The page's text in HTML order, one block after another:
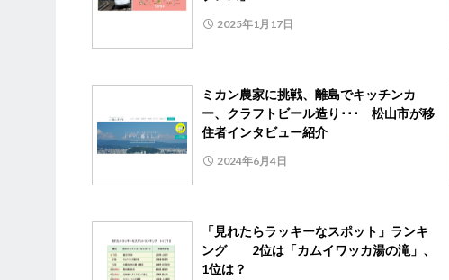
2025年1月17日
ミカン農家に挑戦、離島でキッチンカ
ー、クラフトビール造り･･･ 松山市が移
住者インタビュー紹介
2024年6月4日
「見れたらラッキーなスポット」ランキ
ング 2位は「カムイワッカ湯の滝」、
1位は？